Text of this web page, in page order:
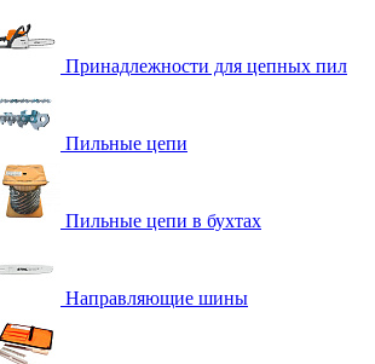
Принадлежности для цепных пил
Пильные цепи
Пильные цепи в бухтах
Направляющие шины